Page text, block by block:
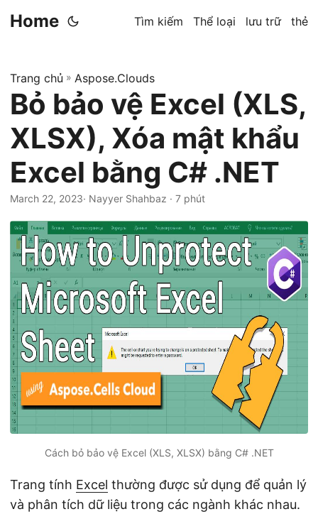
Home Tìm kiếm Thể loại lưu trữ thẻ
Trang chủ » Aspose.Clouds
Bỏ bảo vệ Excel (XLS,
XLSX), Xóa mật khẩu
Excel bằng C# .NET
March 22, 2023· Nayyer Shahbaz · 7 phút
Cách bỏ bảo vệ Excel (XLS, XLSX) bằng C# .NET
Trang tính Excel thường được sử dụng để quản lý
và phân tích dữ liệu trong các ngành khác nhau.